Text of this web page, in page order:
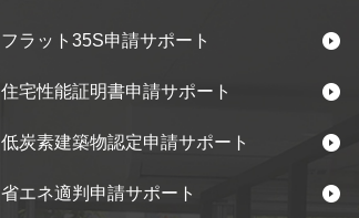
フラット35S申請サポート
住宅性能証明書申請サポート
低炭素建築物認定申請サポート
省エネ適判申請サポート